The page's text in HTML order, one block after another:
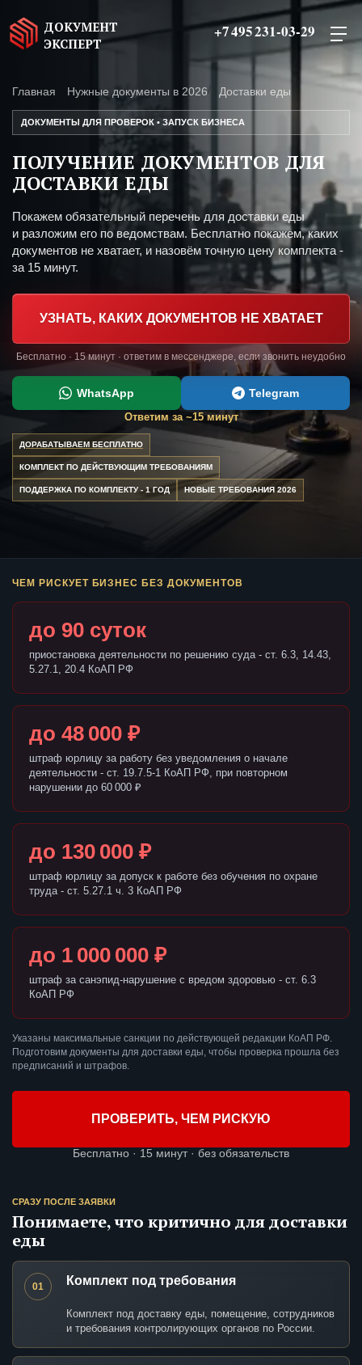
ДОКУМЕНТ
ЭКСПЕРТ
+7 495 231-03-29
Главная Нужные документы в 2026 Доставки еды
ДОКУМЕНТЫ ДЛЯ ПРОВЕРОК • ЗАПУСК БИЗНЕСА
ПОЛУЧЕНИЕ ДОКУМЕНТОВ ДЛЯ
ДОСТАВКИ ЕДЫ
Покажем обязательный перечень для доставки еды
и разложим его по ведомствам. Бесплатно покажем, каких
документов не хватает, и назовём точную цену комплекта -
за 15 минут.
УЗНАТЬ, КАКИХ ДОКУМЕНТОВ НЕ ХВАТАЕТ
Бесплатно · 15 минут · ответим в мессенджере, если звонить неудобно
WhatsApp Telegram
Ответим за ~15 минут
ДОРАБАТЫВАЕМ БЕСПЛАТНО
КОМПЛЕКТ ПО ДЕЙСТВУЮЩИМ ТРЕБОВАНИЯМ
ПОДДЕРЖКА ПО КОМПЛЕКТУ - 1 ГОД НОВЫЕ ТРЕБОВАНИЯ 2026
ЧЕМ РИСКУЕТ БИЗНЕС БЕЗ ДОКУМЕНТОВ
до 90 суток
приостановка деятельности по решению суда - ст. 6.3, 14.43,
5.27.1, 20.4 КоАП РФ
до 48 000 ₽
штраф юрлицу за работу без уведомления о начале
деятельности - ст. 19.7.5-1 КоАП РФ, при повторном
нарушении до 60 000 ₽
до 130 000 ₽
штраф юрлицу за допуск к работе без обучения по охране
труда - ст. 5.27.1 ч. 3 КоАП РФ
до 1 000 000 ₽
штраф за санэпид-нарушение с вредом здоровью - ст. 6.3
КоАП РФ
Указаны максимальные санкции по действующей редакции КоАП РФ.
Подготовим документы для доставки еды, чтобы проверка прошла без
предписаний и штрафов.
ПРОВЕРИТЬ, ЧЕМ РИСКУЮ
Бесплатно · 15 минут · без обязательств
СРАЗУ ПОСЛЕ ЗАЯВКИ
Понимаете, что критично для доставки
еды
01 Комплект под требования
Комплект под доставку еды, помещение, сотрудников
и требования контролирующих органов по России.